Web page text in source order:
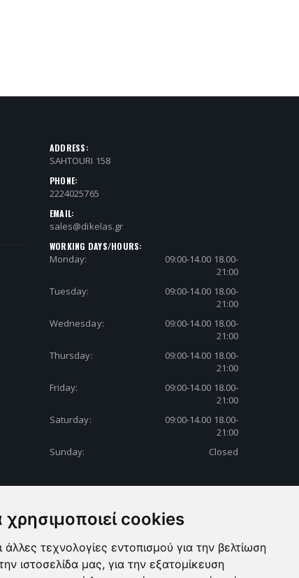
χρησιμοποιεί cookies
τεχνολογίες εντοπισμού για την βελτίωση
ιστοσελίδα μας, για την εξατομίκευση
ADDRESS:
SAHTOURI 158
PHONE:
2224025765
EMAIL:
sales@dikelas.gr
WORKING DAYS/HOURS:
Monday:
09:00-14.00 18.00-
21:00
Tuesday:
09:00-14.00 18.00-
21:00
Wednesday:
09:00-14.00 18.00-
21:00
Thursday:
09:00-14.00 18.00-
21:00
Friday:
09:00-14.00 18.00-
21:00
Saturday:
09:00-14.00 18.00-
21:00
Sunday:
Closed